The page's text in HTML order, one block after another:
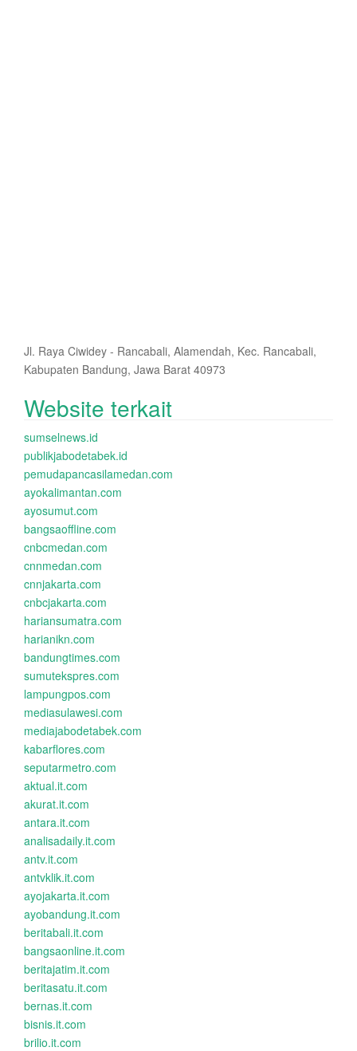
Jl. Raya Ciwidey - Rancabali, Alamendah, Kec. Rancabali,
Kabupaten Bandung, Jawa Barat 40973
Website terkait
sumselnews.id
publikjabodetabek.id
pemudapancasilamedan.com
ayokalimantan.com
ayosumut.com
bangsaoffline.com
cnbcmedan.com
cnnmedan.com
cnnjakarta.com
cnbcjakarta.com
hariansumatra.com
harianikn.com
bandungtimes.com
sumutekspres.com
lampungpos.com
mediasulawesi.com
mediajabodetabek.com
kabarflores.com
seputarmetro.com
aktual.it.com
akurat.it.com
antara.it.com
analisadaily.it.com
antv.it.com
antvklik.it.com
ayojakarta.it.com
ayobandung.it.com
beritabali.it.com
bangsaonline.it.com
beritajatim.it.com
beritasatu.it.com
bernas.it.com
bisnis.it.com
brilio.it.com